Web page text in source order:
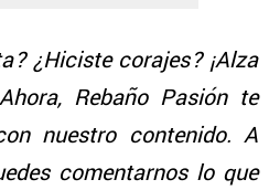
¿Hiciste corajes? ¡Alza
Rebaño Pasión te
nuestro contenido. A
comentarnos lo que